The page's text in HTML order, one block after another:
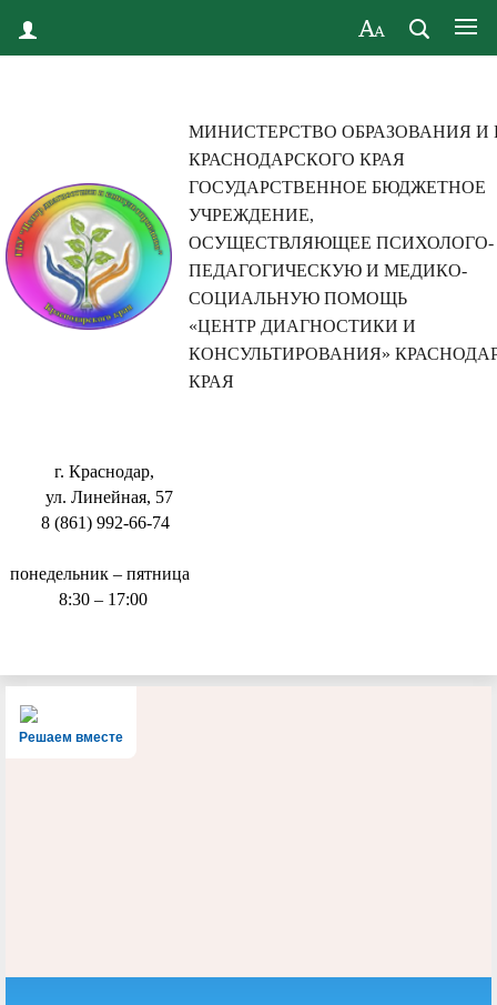
МИНИСТЕРСТВО ОБРАЗОВАНИЯ И
КРАСНОДАРСКОГО КРАЯ
ГОСУДАРСТВЕННОЕ БЮДЖЕТНОЕ
УЧРЕЖДЕНИЕ,
ОСУЩЕСТВЛЯЮЩЕЕ ПСИХОЛОГО-
ПЕДАГОГИЧЕСКУЮ И МЕДИКО-
СОЦИАЛЬНУЮ ПОМОЩЬ
«ЦЕНТР ДИАГНОСТИКИ И
КОНСУЛЬТИРОВАНИЯ»
КРАЯ
г. Краснодар,
ул. Линейная, 57
8 (861) 992-66-74
понедельник – пятница
8:30 – 17:00
Решаем вместе